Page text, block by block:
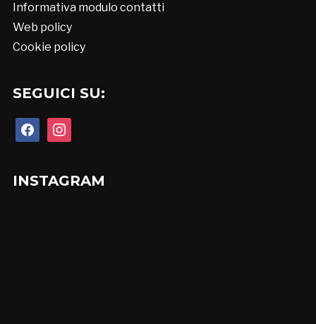
Informativa modulo contatti
Web policy
Cookie policy
SEGUICI SU:
facebookinstagram
INSTAGRAM